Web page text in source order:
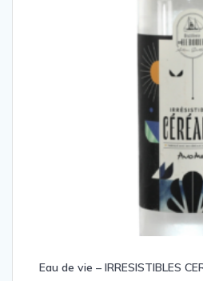
Eau de vie – IRRESISTIBLES